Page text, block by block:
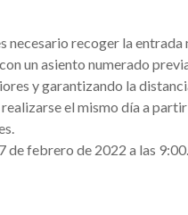
necesario recoger la entrada
un asiento numerado
y garantizando la
el mismo día a
de febrero de 2022 a las 9:00.